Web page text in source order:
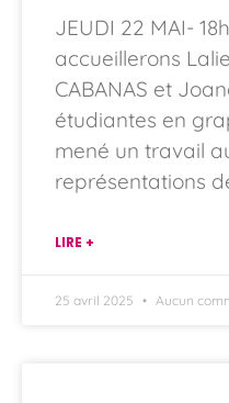
JEUDI 22 MAI-
accueillerons
CABANAS et
étudiantes en
mené un travail
représentations
LIRE +
25 avril 2025 Aucun